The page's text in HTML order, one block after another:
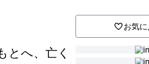
とへ、亡く
お気